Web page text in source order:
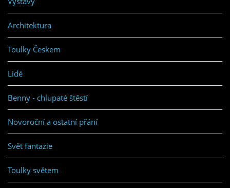
Architektura
Toulky Českem
Lidé
Benny - chlupaté štěstí
Novoroční a ostatní přání
Svět fantazie
Toulky světem